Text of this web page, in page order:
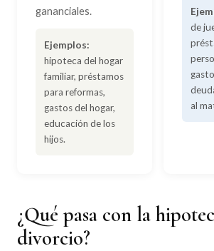
gananciales.
Ejemplos:
hipoteca del hogar
familiar, préstamos
para reformas,
gastos del hogar,
educación de los
hijos.
de
al
¿Qué pasa con la
divorcio?